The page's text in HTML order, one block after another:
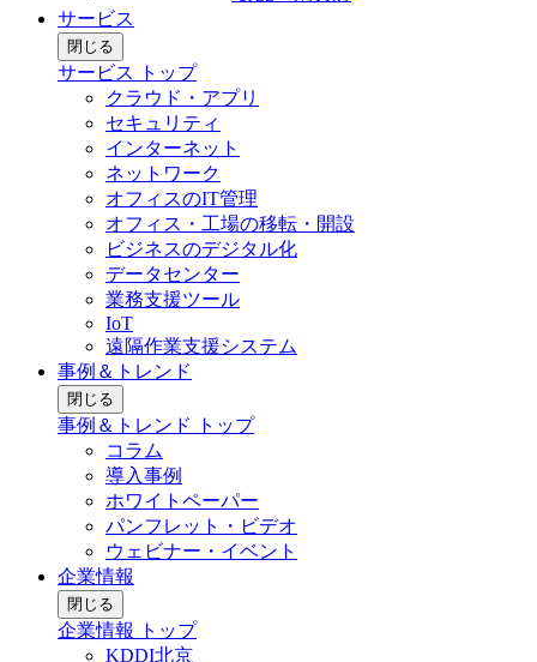
サービス
閉じる
サービス トップ
クラウド・アプリ
セキュリティ
インターネット
ネットワーク
オフィスのIT管理
オフィス・工場の移転・開設
ビジネスのデジタル化
データセンター
業務支援ツール
IoT
遠隔作業支援システム
事例＆トレンド
閉じる
事例＆トレンド トップ
コラム
導入事例
ホワイトペーパー
パンフレット・ビデオ
ウェビナー・イベント
企業情報
閉じる
企業情報 トップ
KDDI北京